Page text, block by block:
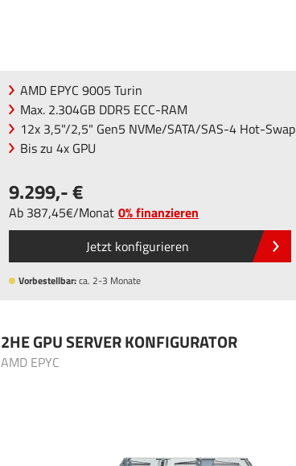
AMD EPYC 9005 Turin
Max. 2.304GB DDR5 ECC-RAM
12x 3,5"/2,5" Gen5 NVMe/SATA/SAS-4 Hot-Swap
Bis zu 4x GPU
9.299,-
Ab 387,45 /Monat 0% finanzieren
Jetzt konfigurieren
Vorbestellbar:ca. 2-3 Monate
2HE GPU SERVER KONFIGURATOR
AMD EPYC